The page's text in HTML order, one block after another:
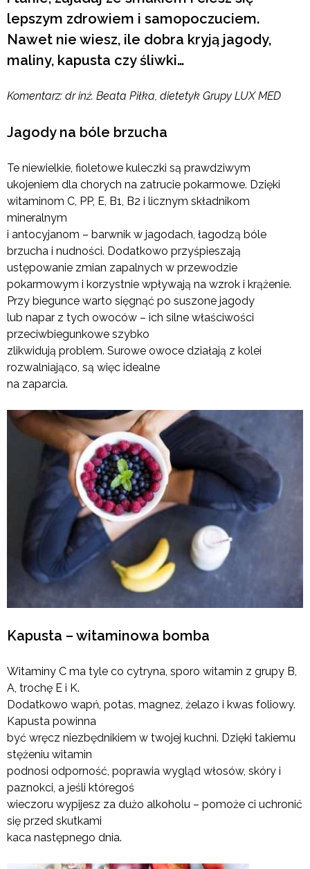
lepszym zdrowiem i samopoczuciem.
Nawet nie wiesz, ile dobra kryją jagody,
maliny, kapusta czy śliwki…
Komentarz: dr inż. Beata Piłka, dietetyk Grupy LUX MED
Jagody na bóle brzucha
Te niewielkie, fioletowe kuleczki są prawdziwym
ukojeniem dla chorych na zatrucie pokarmowe. Dzięki
witaminom C, PP, E, B1, B2 i licznym składnikom
mineralnym
i antocyjanom – barwnik w jagodach, łagodzą bóle
brzucha i nudności. Dodatkowo przyśpieszają
ustępowanie zmian zapalnych w przewodzie
pokarmowym i korzystnie wpływają na wzrok i krążenie.
Przy biegunce warto sięgnąć po suszone jagody
lub napar z tych owoców – ich silne właściwości
przeciwbiegunkowe szybko
zlikwidują problem. Surowe owoce działają z kolei
rozwalniająco, są więc idealne
na zaparcia.
Kapusta – witaminowa bomba
Witaminy C ma tyle co cytryna, sporo witamin z grupy B,
A, trochę E i K.
Dodatkowo wapń, potas, magnez, żelazo i kwas foliowy.
Kapusta powinna
być wręcz niezbędnikiem w twojej kuchni. Dzięki takiemu
stężeniu witamin
podnosi odporność, poprawia wygląd włosów, skóry i
paznokci, a jeśli któregoś
wieczoru wypijesz za dużo alkoholu – pomoże ci uchronić
się przed skutkami
kaca następnego dnia.